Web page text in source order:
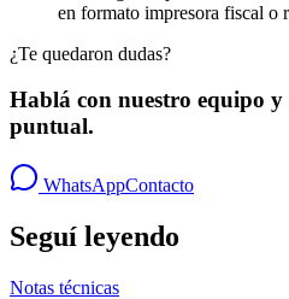
en formato impresora fiscal o
¿Te quedaron dudas?
Hablá con nuestro equipo y
puntual.
WhatsAppContacto
Seguí leyendo
Notas técnicas